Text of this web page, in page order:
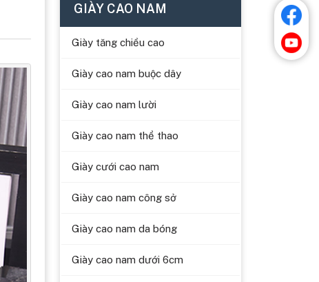
GIÀY CAO NAM
Giày tăng chiều cao
Giày cao nam buộc dây
Giày cao nam lười
Giày cao nam thể thao
Giày cưới cao nam
Giày cao nam công sở
Giày cao nam da bóng
Giày cao nam dưới 6cm